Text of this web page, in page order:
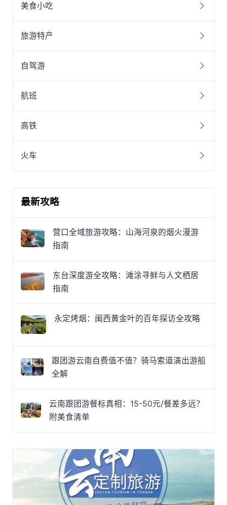
美食小吃
旅游特产
自驾游
航班
高铁
火车
最新攻略
营口全域旅游攻略：山海河泉的烟火漫游
指南
东台深度游全攻略：滩涂寻鲜与人文栖居
指南
永定烤烟：闽西黄金叶的百年探访全攻略
跟团游云南自费值不值？骑马索道演出游船
全解
云南跟团游餐标真相：15-50元/餐差多远？
附美食清单